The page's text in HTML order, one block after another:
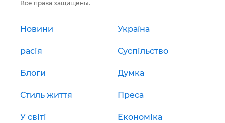
Все права защищены.
Новини Україна
расія Суспільство
Блоги Думка
Стиль життя Преса
У світі Економіка